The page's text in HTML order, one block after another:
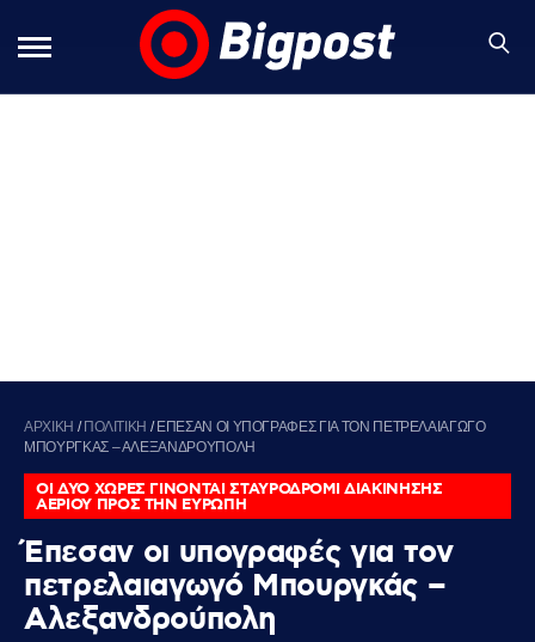
ΑΡΧΙΚΗ / ΠΟΛΙΤΙΚΗ / ΕΠΕΣΑΝ ΟΙ ΥΠΟΓΡΑΦΕΣ ΓΙΑ ΤΟΝ ΠΕΤΡΕΛΑΙΑΓΩΓΟ
ΜΠΟΥΡΓΚΑΣ – ΑΛΕΞΑΝΔΡΟΥΠΟΛΗ
ΟΙ ΔΥΟ ΧΩΡΕΣ ΓΙΝΟΝΤΑΙ ΣΤΑΥΡΟΔΡΟΜΙ ΔΙΑΚΙΝΗΣΗΣ
ΑΕΡΙΟΥ ΠΡΟΣ ΤΗΝ ΕΥΡΩΠΗ
Έπεσαν οι υπογραφές για τον
πετρελαιαγωγό Μπουργκάς –
Αλεξανδρούπολη